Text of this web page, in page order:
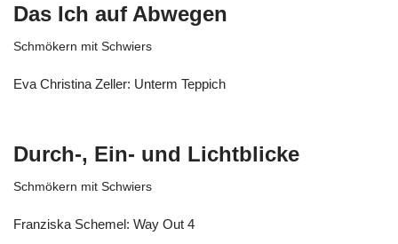
Das Ich auf Abwegen
Schmökern mit Schwiers
Eva Christina Zeller: Unterm Teppich
Durch-, Ein- und Lichtblicke
Schmökern mit Schwiers
Franziska Schemel: Way Out 4